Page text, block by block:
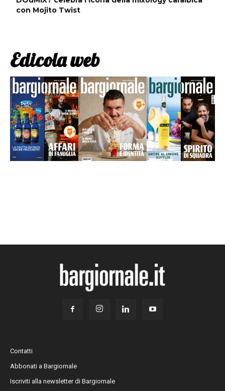
con Mojito Twist
Edicola web
Contatti
Abbonati a Bargiornale
Iscriviti alla newsletter di Bargiornale